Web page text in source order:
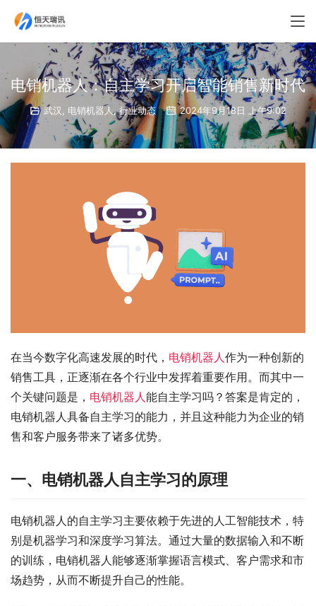
电销机器人：自主学习开启智能销售新时代
武汉 电销机器人,行业动态 2024年9月18日 上午9:02
在当今数字化高速发展的时代， 电销机器人作为一种创新的
销售工具，正逐渐在各个行业中发挥着重要作用。而其中一
个关键问题是， 电销机器人能自主学习吗？答案是肯定的，
电销机器人具备自主学习的能力，并且这种能力为企业的销
售和客户服务带来了诸多优势。
一、电销机器人自主学习的原理
电销机器人的自主学习主要依赖于先进的人工智能技术，特
别是机器学习和深度学习算法。通过大量的数据输入和不断
的训练，电销机器人能够逐渐掌握语言模式、客户需求和市
场趋势，从而不断提升自己的性能。